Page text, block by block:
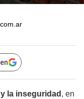
la inseguridad , en